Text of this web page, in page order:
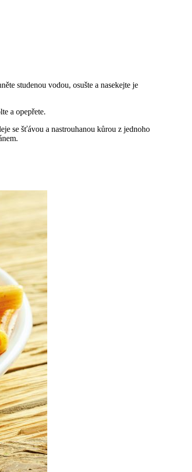
studenou vodou, osušte a nasekejte je
a opepřete.
se šťávou a nastrouhanou kůrou z jednoho